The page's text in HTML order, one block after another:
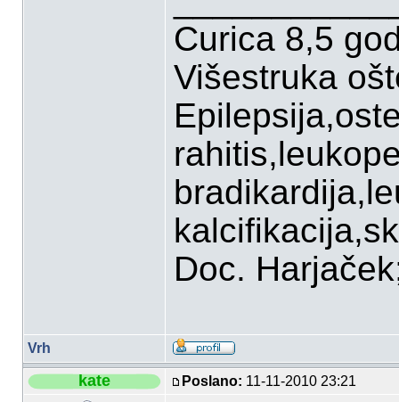
Curica 8,5
Višestruka
Doc.
Vrh
kate Poslano: 11-11-2010 23:21